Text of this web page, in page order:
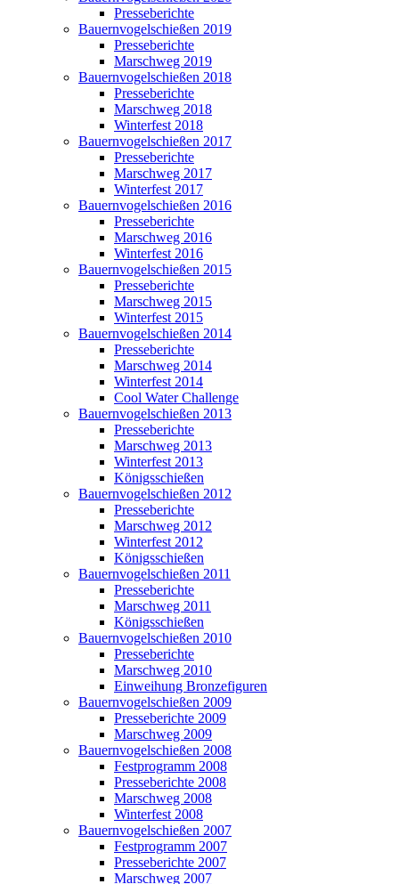
Presseberichte
Bauernvogelschießen 2019
Presseberichte
Marschweg 2019
Bauernvogelschießen 2018
Presseberichte
Marschweg 2018
Winterfest 2018
Bauernvogelschießen 2017
Presseberichte
Marschweg 2017
Winterfest 2017
Bauernvogelschießen 2016
Presseberichte
Marschweg 2016
Winterfest 2016
Bauernvogelschießen 2015
Presseberichte
Marschweg 2015
Winterfest 2015
Bauernvogelschießen 2014
Presseberichte
Marschweg 2014
Winterfest 2014
Cool Water Challenge
Bauernvogelschießen 2013
Presseberichte
Marschweg 2013
Winterfest 2013
Königsschießen
Bauernvogelschießen 2012
Presseberichte
Marschweg 2012
Winterfest 2012
Königsschießen
Bauernvogelschießen 2011
Presseberichte
Marschweg 2011
Königsschießen
Bauernvogelschießen 2010
Presseberichte
Marschweg 2010
Einweihung Bronzefiguren
Bauernvogelschießen 2009
Presseberichte 2009
Marschweg 2009
Bauernvogelschießen 2008
Festprogramm 2008
Presseberichte 2008
Marschweg 2008
Winterfest 2008
Bauernvogelschießen 2007
Festprogramm 2007
Presseberichte 2007
Marschweg 2007